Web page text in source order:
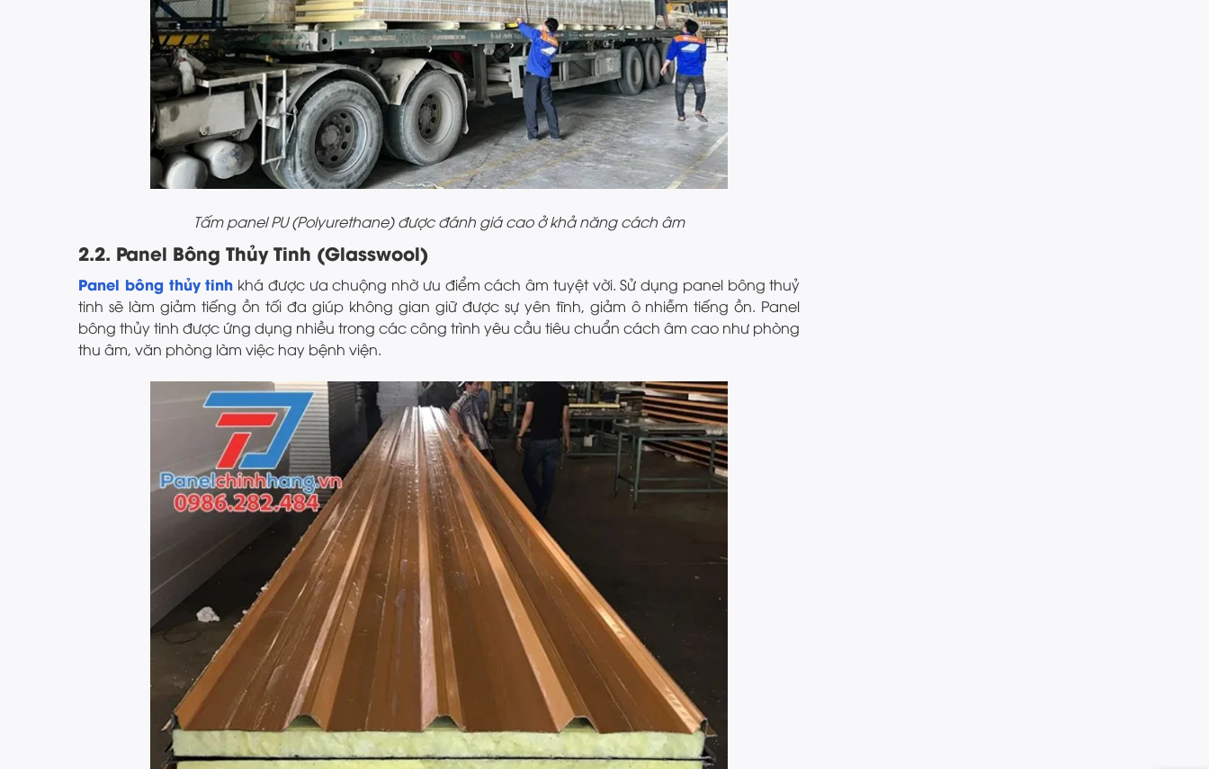
Tấm panel PU (Polyurethane) được đánh giá cao ở khả năng cách âm
2.2. Panel Bông Thủy Tinh (Glasswool)
Panel bông thủy tinh khá được ưa chuộng nhờ ưu điểm cách âm tuyệt vời. Sử dụng panel bông thuỷ
tinh sẽ làm giảm tiếng ồn tối đa giúp không gian giữ được sự yên tĩnh, giảm ô nhiễm tiếng ồn. Panel
bông thủy tinh được ứng dụng nhiều trong các công trình yêu cầu tiêu chuẩn cách âm cao như phòng
thu âm, văn phòng làm việc hay bệnh viện.